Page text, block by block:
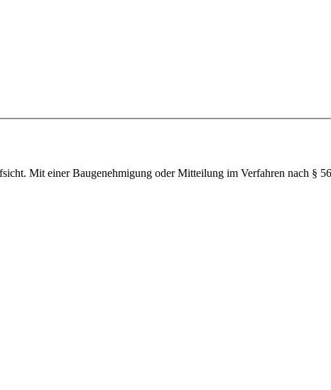
Mit einer Baugenehmigung oder Mitteilung im Verfahren nach §